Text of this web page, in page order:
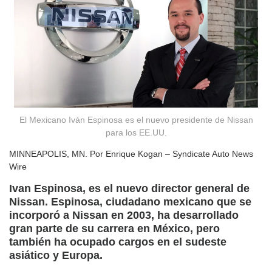
El Mexicano Iván Espinosa es el nuevo presidente de Nissan
para los EE.UU.
MINNEAPOLIS, MN. Por Enrique Kogan – Syndicate Auto News
Wire
Ivan Espinosa, es el nuevo director general de
Nissan. Espinosa, ciudadano mexicano que se
incorporó a Nissan en 2003, ha desarrollado
gran parte de su carrera en México, pero
también ha ocupado cargos en el sudeste
asiático y Europa.